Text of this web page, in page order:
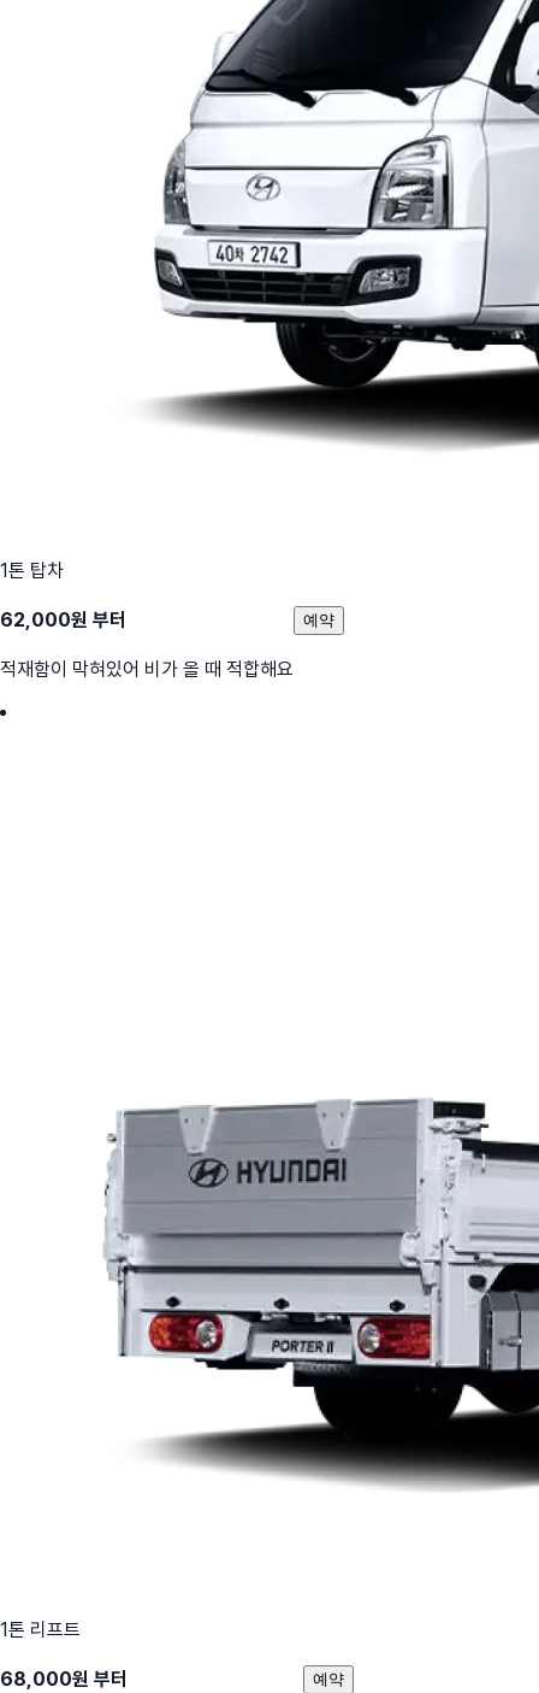
1톤 탑차
62,000원 부터
적재함이 막혀있어 비가 올 때 적합해요
예약
1톤 리프트
68,000원 부터 예약